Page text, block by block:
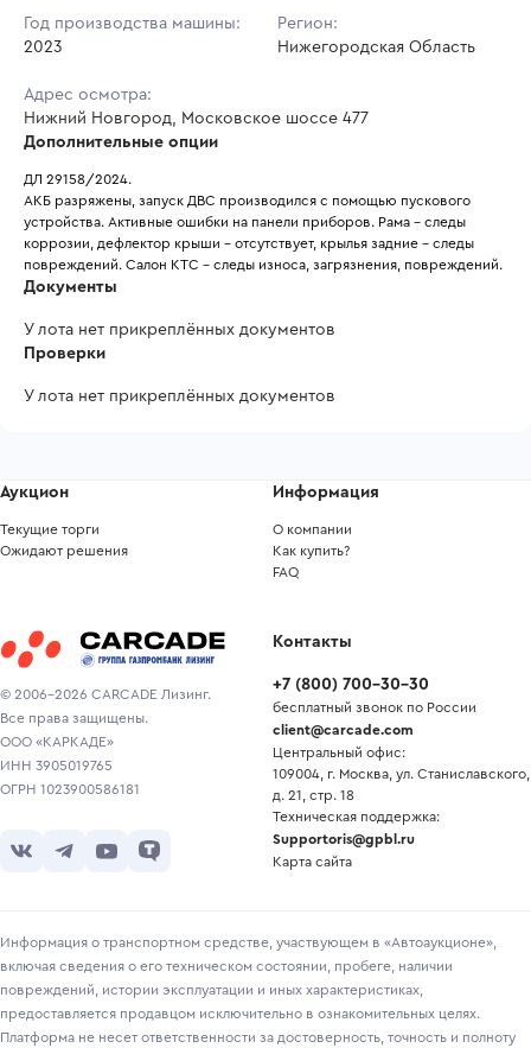
Год производства машины:
2023
Регион:
Нижегородская Область
Адрес осмотра:
Нижний Новгород, Московское шоссе 477
Дополнительные опции
ДЛ 29158/2024.
АКБ разряжены, запуск ДВС производился с помощью пускового
устройства. Активные ошибки на панели приборов. Рама - следы
коррозии, дефлектор крыши - отсутствует, крылья задние - следы
повреждений. Салон КТС - следы износа, загрязнения, повреждений.
Документы
У лота нет прикреплённых документов
Проверки
У лота нет прикреплённых документов
© 2006-2026 CARCADE Лизинг.
Все права защищены.
ООО «КАРКАДЕ»
ИНН 3905019765
ОГРН 1023900586181
Аукцион
Текущие торги
Ожидают решения
Информация
О компании
Как купить?
FAQ
Контакты
+7 (800) 700-30-30
бесплатный звонок по России
client@carcade.com
Центральный офис:
109004, г. Москва, ул. Станиславского,
д. 21, стр. 18
Техническая поддержка:
Supportoris@gpbl.ru
Карта сайта
Информация о транспортном средстве, участвующем в «Автоаукционе»,
включая сведения о его техническом состоянии, пробеге, наличии
повреждений, истории эксплуатации и иных характеристиках,
предоставляется продавцом исключительно в ознакомительных целях.
Платформа не несет ответственности за достоверность, точность и полноту